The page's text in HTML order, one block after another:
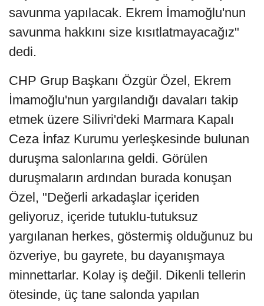
savunma yapılacak. Ekrem İmamoğlu'nun
savunma hakkını size kısıtlatmayacağız"
dedi.
CHP Grup Başkanı Özgür Özel, Ekrem
İmamoğlu'nun yargılandığı davaları takip
etmek üzere Silivri'deki Marmara Kapalı
Ceza İnfaz Kurumu yerleşkesinde bulunan
duruşma salonlarına geldi. Görülen
duruşmaların ardından burada konuşan
Özel, "Değerli arkadaşlar içeriden
geliyoruz, içeride tutuklu-tutuksuz
yargılanan herkes, göstermiş olduğunuz bu
özveriye, bu gayrete, bu dayanışmaya
minnettarlar. Kolay iş değil. Dikenli tellerin
ötesinde, üç tane salonda yapılan